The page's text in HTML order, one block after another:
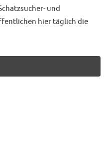
und
hier täglich die